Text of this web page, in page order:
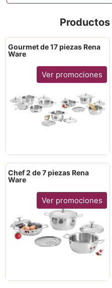
Productos
Gourmet de 17 piezas Rena
Ware
Ver promociones
Chef 2 de 7 piezas Rena
Ware
Ver promociones